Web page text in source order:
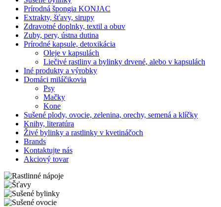
Prírodná špongia KONJAC
Extrakty, šťavy, sirupy
Zdravotné doplnky, textil a obuv
Zuby, pery, ústna dutina
Prírodné kapsule, detoxikácia
Oleje v kapsulách
Liečivé rastliny a bylinky drvené, alebo v kapsulách
Iné produkty a výrobky
Domáci miláčikovia
Psy
Mačky
Kone
Sušené plody, ovocie, zelenina, orechy, semená a klíčky
Knihy, literatúra
Živé bylinky a rastlinky v kvetináčoch
Brands
Kontaktujte nás
Akciový tovar